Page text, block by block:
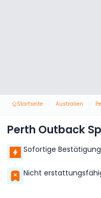
Startseite Australien
Perth Outback
Sofortige Bestätigung
Nicht